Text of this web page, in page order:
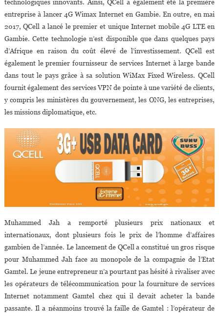
technologiques innovants. Ainsi, QCell a également été la première
entreprise à lancer 4G Wimax Internet en Gambie. En outre, en mai
2017, QCell a lancé le premier et unique Internet mobile 4G LTE en
Gambie. Cette technologie n’est disponible que dans quelques pays
d’Afrique en raison du coût élevé de l’investissement. QCell est
également le premier fournisseur de services Internet à large bande
dans tout le pays grâce à sa solution WiMax Fixed Wireless. QCell
fournit également des services VPN de pointe à une variété de clients,
y compris les ministères du gouvernement, les ONG, les entreprises,
les missions diplomatique, etc.
Muhammed Jah a remporté plusieurs prix nationaux et
internationaux, dont plusieurs fois le prix de l’homme d’affaires
gambien de l’année. Le lancement de QCell a constitué un gros risque
pour Muhammed Jah face au monopole de la compagnie de l’Etat
Gamtel. Le jeune entrepreneur n’a pourtant pas hésité à rivaliser avec
les opérateurs de télécommunication pour la fourniture de services
Internet notamment Gamtel chez qui il devait acheter la bande
passante. Il a néanmoins trouvé la faille de Gamtel : l’opérateur de